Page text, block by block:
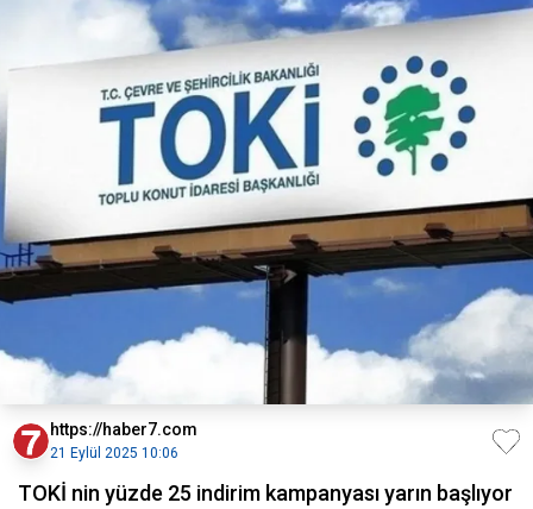
https://haber7.com
21 Eylül 2025 10:06
TOKİ nin yüzde 25 indirim kampanyası yarın başlıyor